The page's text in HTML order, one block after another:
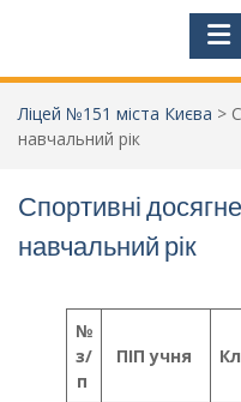
Ліцей №151 міста Києва >
навчальний рік
Спортивні
навчальний рік
№
з/
п
ПІП учня